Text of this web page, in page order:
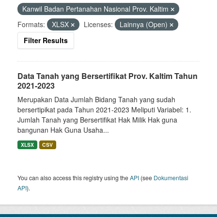
Kanwil Badan Pertanahan Nasional Prov. Kaltim
Formats:
XLSX Licenses:
Lainnya (Open)
Filter Results
Data Tanah yang Bersertifikat Prov. Kaltim Tahun
2021-2023
Merupakan Data Jumlah Bidang Tanah yang sudah
bersertipikat pada Tahun 2021-2023 Meliputi Variabel: 1.
Jumlah Tanah yang Bersertifikat Hak Milik Hak guna
bangunan Hak Guna Usaha...
XLSX CSV
You can also access this registry using theAPI (see Dokumentasi
API).